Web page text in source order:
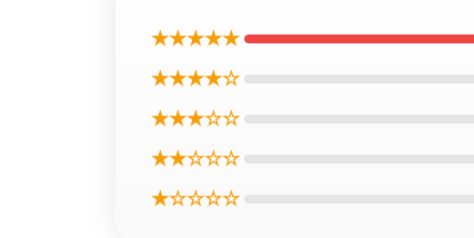
★★★★★
★★★★☆
★★★☆☆
★★☆☆☆
★☆☆☆☆